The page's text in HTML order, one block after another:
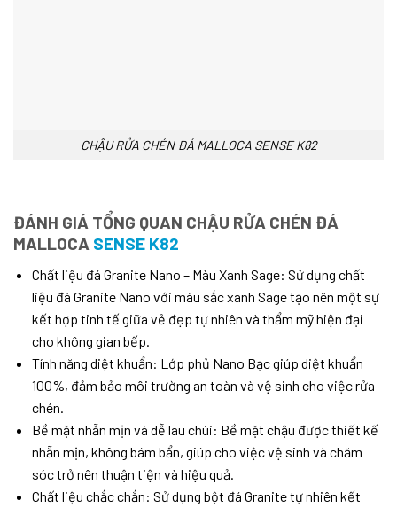
CHẬU RỬA CHÉN ĐÁ MALLOCA SENSE K82
ĐÁNH GIÁ TỔNG QUAN CHẬU RỬA CHÉN ĐÁ
MALLOCA SENSE K82
Chất liệu đá Granite Nano – Màu Xanh Sage: Sử dụng chất
liệu đá Granite Nano với màu sắc xanh Sage tạo nên một sự
kết hợp tinh tế giữa vẻ đẹp tự nhiên và thẩm mỹ hiện đại
cho không gian bếp.
Tính năng diệt khuẩn: Lớp phủ Nano Bạc giúp diệt khuẩn
100%, đảm bảo môi trường an toàn và vệ sinh cho việc rửa
chén.
Bề mặt nhẵn mịn và dễ lau chùi: Bề mặt chậu được thiết kế
nhẵn mịn, không bám bẩn, giúp cho việc vệ sinh và chăm
sóc trở nên thuận tiện và hiệu quả.
Chất liệu chắc chắn: Sử dụng bột đá Granite tự nhiên kết